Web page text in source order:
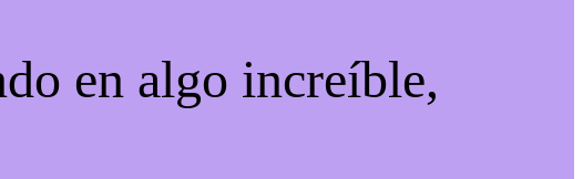
en algo increíble,